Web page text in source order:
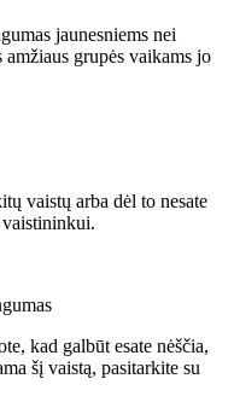
jaunesniems nei
grupės vaikams jo
vaistų arba dėl to nesate
kad galbūt esate nėščia,
šį vaistą, pasitarkite su